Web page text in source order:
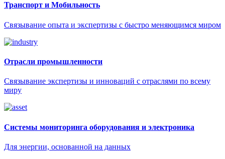
Транспорт и Мобильность
Связывание опыта и экспертизы с быстро меняющимся миром
Отрасли промышленности
Связывание экспертизы и инноваций с отраслями по всему
миру
Системы мониторинга оборудования и электроника
Для энергии, основанной на данных